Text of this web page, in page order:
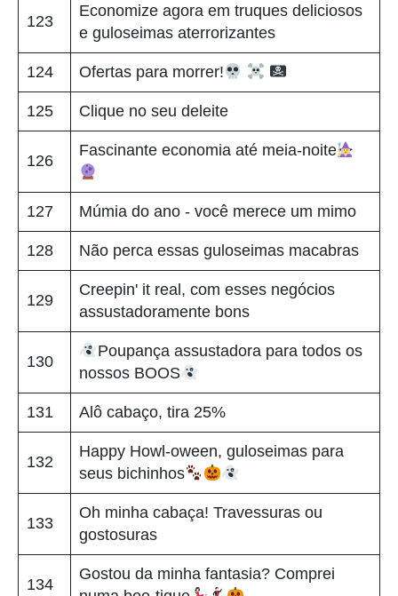
123
Economize agora em truques deliciosos
e guloseimas aterrorizantes
124 Ofertas para morrer!
125 Clique no seu deleite
126
Fascinante economia até meia-noite
127 Múmia do ano - você merece um mimo
128 Não perca essas guloseimas macabras
129
Creepin' it real, com esses negócios
assustadoramente bons
130
Poupança assustadora para todos os
nossos BOOS
131 Alô cabaço, tira 25%
132
Happy Howl-oween, guloseimas para
seus bichinhos
133
Oh minha cabaça! Travessuras ou
gostosuras
134
Gostou da minha fantasia? Comprei